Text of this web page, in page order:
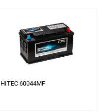
HITEC 60044MF